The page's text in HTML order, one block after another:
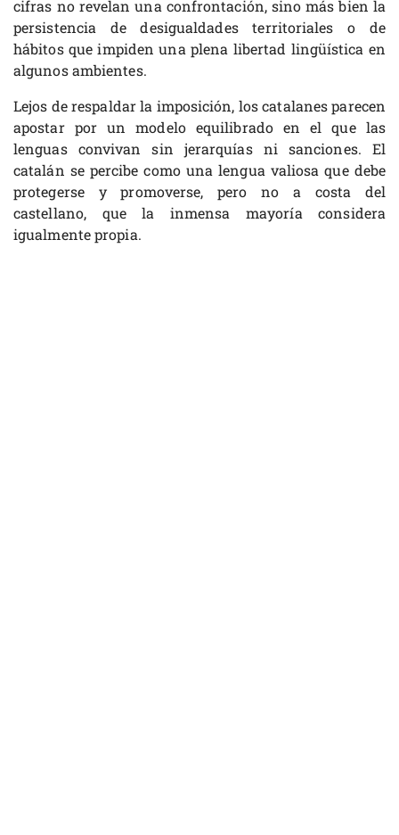
cifras no revelan una confrontación, sino más bien la
persistencia de desigualdades territoriales o de
hábitos que impiden una plena libertad lingüística en
algunos ambientes.
Lejos de respaldar la imposición, los catalanes parecen
apostar por un modelo equilibrado en el que las
lenguas convivan sin jerarquías ni sanciones. El
catalán se percibe como una lengua valiosa que debe
protegerse y promoverse, pero no a costa del
castellano, que la inmensa mayoría considera
igualmente propia.